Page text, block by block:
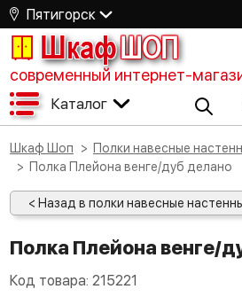
Пятигорск
ШкафШОП
современный интернет-
Каталог
Шкаф Шоп
Полки навесные
Полка Плейона венге/дуб делано
< Назад в полки навесные
Полка Плейона венге/
Код товара: 215221